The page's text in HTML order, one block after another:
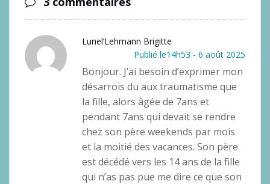
Lunel’Lehmann Brigitte
Publié le14h53 - 6 août 2025
Bonjour. J’ai besoin d’exprimer mon
désarrois du aux traumatisme que
la fille, alors âgée de 7ans et
pendant 7ans qui devait se rendre
chez son père weekends par mois
et la moitié des vacances. Son père
est décédé vers les 14 ans de la fille
qui n’as pas pue me dire ce que son